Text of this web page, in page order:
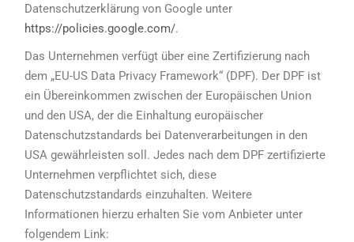
Datenschutzerklärung von Google unter
https://policies.google.com/.
Das Unternehmen verfügt über eine Zertifizierung nach
dem „EU-US Data Privacy Framework“ (DPF). Der DPF ist
ein Übereinkommen zwischen der Europäischen Union
und den USA, der die Einhaltung europäischer
Datenschutzstandards bei Datenverarbeitungen in den
USA gewährleisten soll. Jedes nach dem DPF zertifizierte
Unternehmen verpflichtet sich, diese
Datenschutzstandards einzuhalten. Weitere
Informationen hierzu erhalten Sie vom Anbieter unter
folgendem Link: